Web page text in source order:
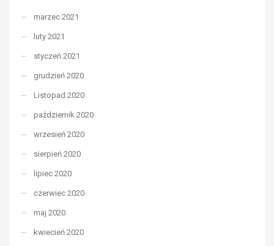
marzec 2021
luty 2021
styczeń 2021
grudzień 2020
Listopad 2020
październik 2020
wrzesień 2020
sierpień 2020
lipiec 2020
czerwiec 2020
maj 2020
kwiecień 2020